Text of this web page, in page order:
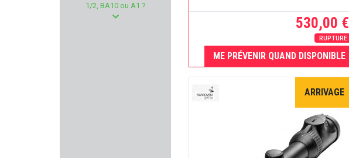
MORAKNIV
1/2, BA10 ou A1 ?
530,00 €
RUPTURE
ME PRÉVENIR QUAND DISPONIBLE
ARRIVAGE